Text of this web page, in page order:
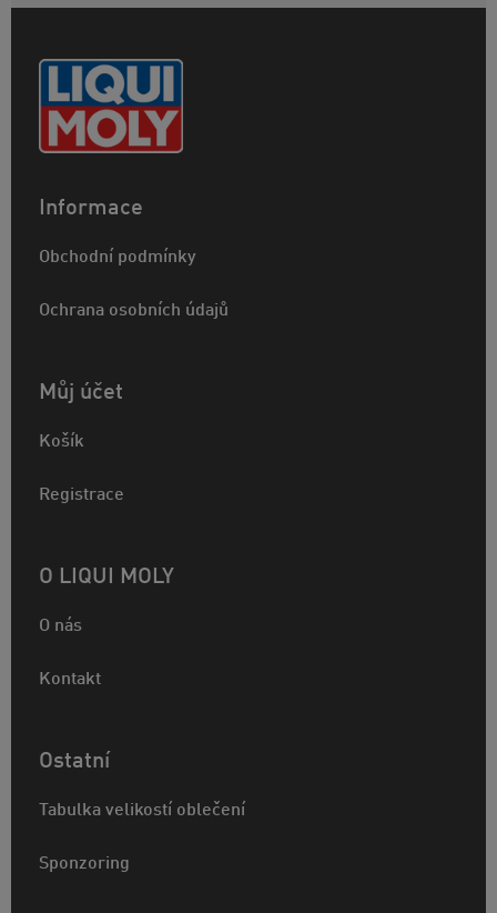
Informace
Obchodní podmínky
Ochrana osobních údajů
Můj účet
Košík
Registrace
O LIQUI MOLY
O nás
Kontakt
Ostatní
Tabulka velikostí oblečení
Sponzoring